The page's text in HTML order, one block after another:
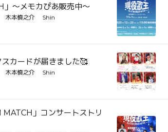
」～メモカぴあ販売中～
木本慎之介
Shin
カードが届きました🥰
木本慎之介
Shin
」コンサートストリ